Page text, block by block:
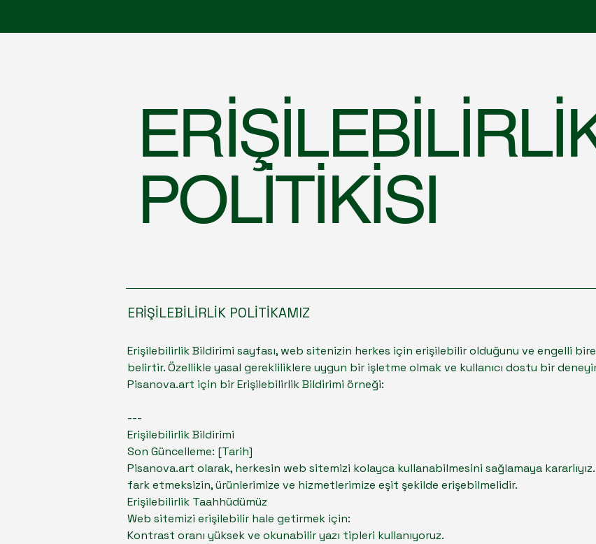
POLİTİKİSI
ERİŞİLEBİLİRLİK POLİTİKAMIZ
Erişilebilirlik Bildirimi sayfası, web sitenizin herkes için erişilebilir olduğunu ve engelli
belirtir. Özellikle yasal gerekliliklere uygun bir işletme olmak ve kullanıcı dostu bir
Pisanova.art için bir Erişilebilirlik Bildirimi örneği:
---
Erişilebilirlik Bildirimi
Son Güncelleme: [Tarih]
Pisanova.art olarak, herkesin web sitemizi kolayca kullanabilmesini sağlamaya
fark etmeksizin, ürünlerimize ve hizmetlerimize eşit şekilde erişebilmelidir.
Erişilebilirlik Taahhüdümüz
Web sitemizi erişilebilir hale getirmek için:
Kontrast oranı yüksek ve okunabilir yazı tipleri kullanıyoruz.